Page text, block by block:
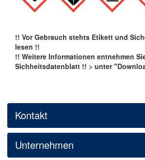
!! Vor Gebrauch stehts Etikett und
lesen !!
!! Weitere Informationen entnehmen
Sichheitsdatenblatt !! > unter
Kontakt
Unternehmen